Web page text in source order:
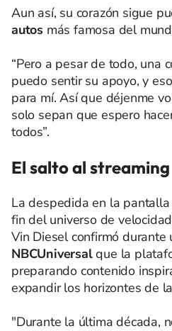
Aun así, su corazón sigue
autos más famosa del
“Pero a pesar de todo, una
puedo sentir su apoyo, y
para mí. Así que déjenme
solo sepan que espero
todos”.
El salto al streaming
La despedida en la
fin del universo de
Vin Diesel confirmó durante
NBCUniversalque la
preparando contenido
expandir los horizontes de
"Durante la última década,